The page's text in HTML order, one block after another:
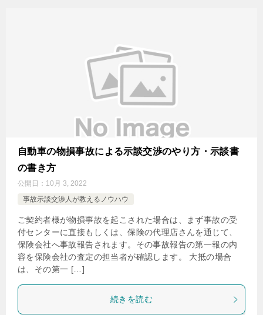
自動車の物損事故による示談交渉のやり方・示談書
の書き方
公開日： 10月 3, 2022
事故示談交渉人が教えるノウハウ
ご契約者様が物損事故を起こされた場合は、まず事故の受
付センターに直接もしくは、保険の代理店さんを通じて、
保険会社へ事故報告されます。その事故報告の第一報の内
容を保険会社の査定の担当者が確認します。 大抵の場合
は、その第一 […]
続きを読む